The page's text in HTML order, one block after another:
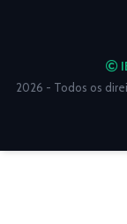
2026 - Todos os